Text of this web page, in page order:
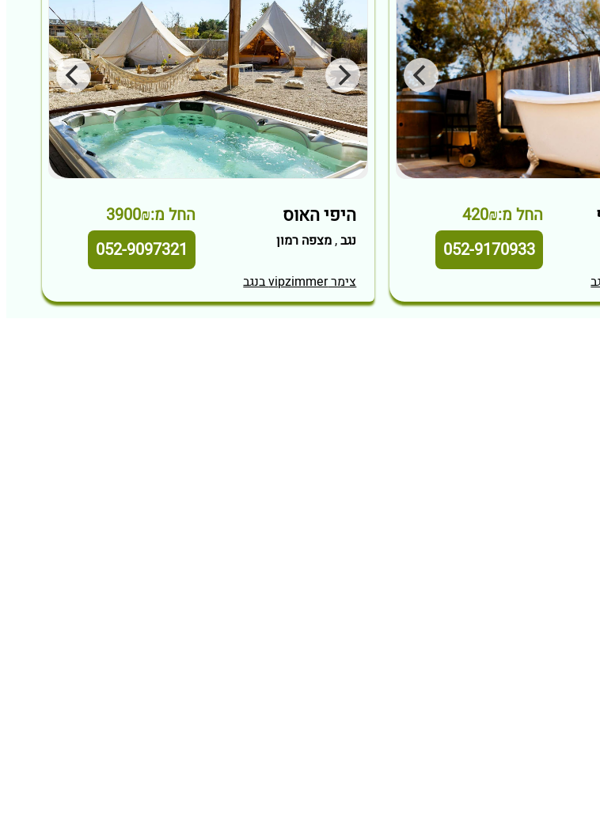
החל מ:420₪
052-9170933
היפי האוס החל מ:3900₪
נגב,מצפה רמון 052-9097321
צימר vipzimmer בנגב